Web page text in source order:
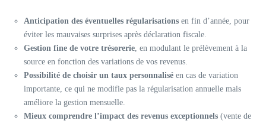
Anticipation des éventuelles régularisations en fin d’année, pour
éviter les mauvaises surprises après déclaration fiscale.
Gestion fine de votre trésorerie , en modulant le prélèvement à la
source en fonction des variations de vos revenus.
Possibilité de choisir un taux personnalisé en cas de variation
importante, ce qui ne modifie pas la régularisation annuelle mais
améliore la gestion mensuelle.
Mieux comprendre l’impact des revenus exceptionnels (vente de